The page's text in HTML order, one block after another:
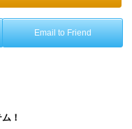
Email to Friend
！